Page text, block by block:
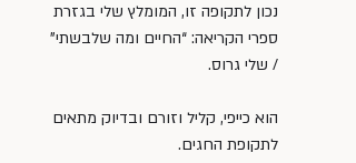
נכון לתקופה זו, המומלץ שלי בגזרת
ספרי הקריאה: “החיים ומה שלבשתי”
/ שלי גרוס.
הוא כייפי, קליל וזורם ובדיוק מתאים
לתקופת החגים.